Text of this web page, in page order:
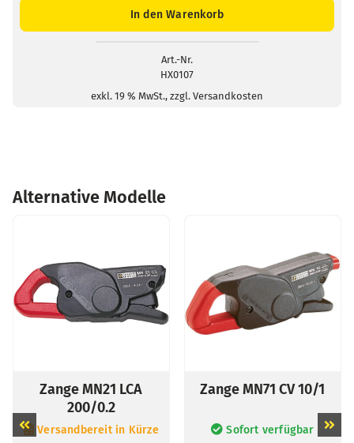
2
Stecker/4mm-
Buchse
Menge
In den Warenkorb
Art.-Nr.
HX0107
exkl. 19 % MwSt., zzgl. Versandkosten
Alternative Modelle
Zange MN21 LCA
200/0.2
Versandbereit in Kürze
Zange MN71 CV 10/1
Sofort verfügbar